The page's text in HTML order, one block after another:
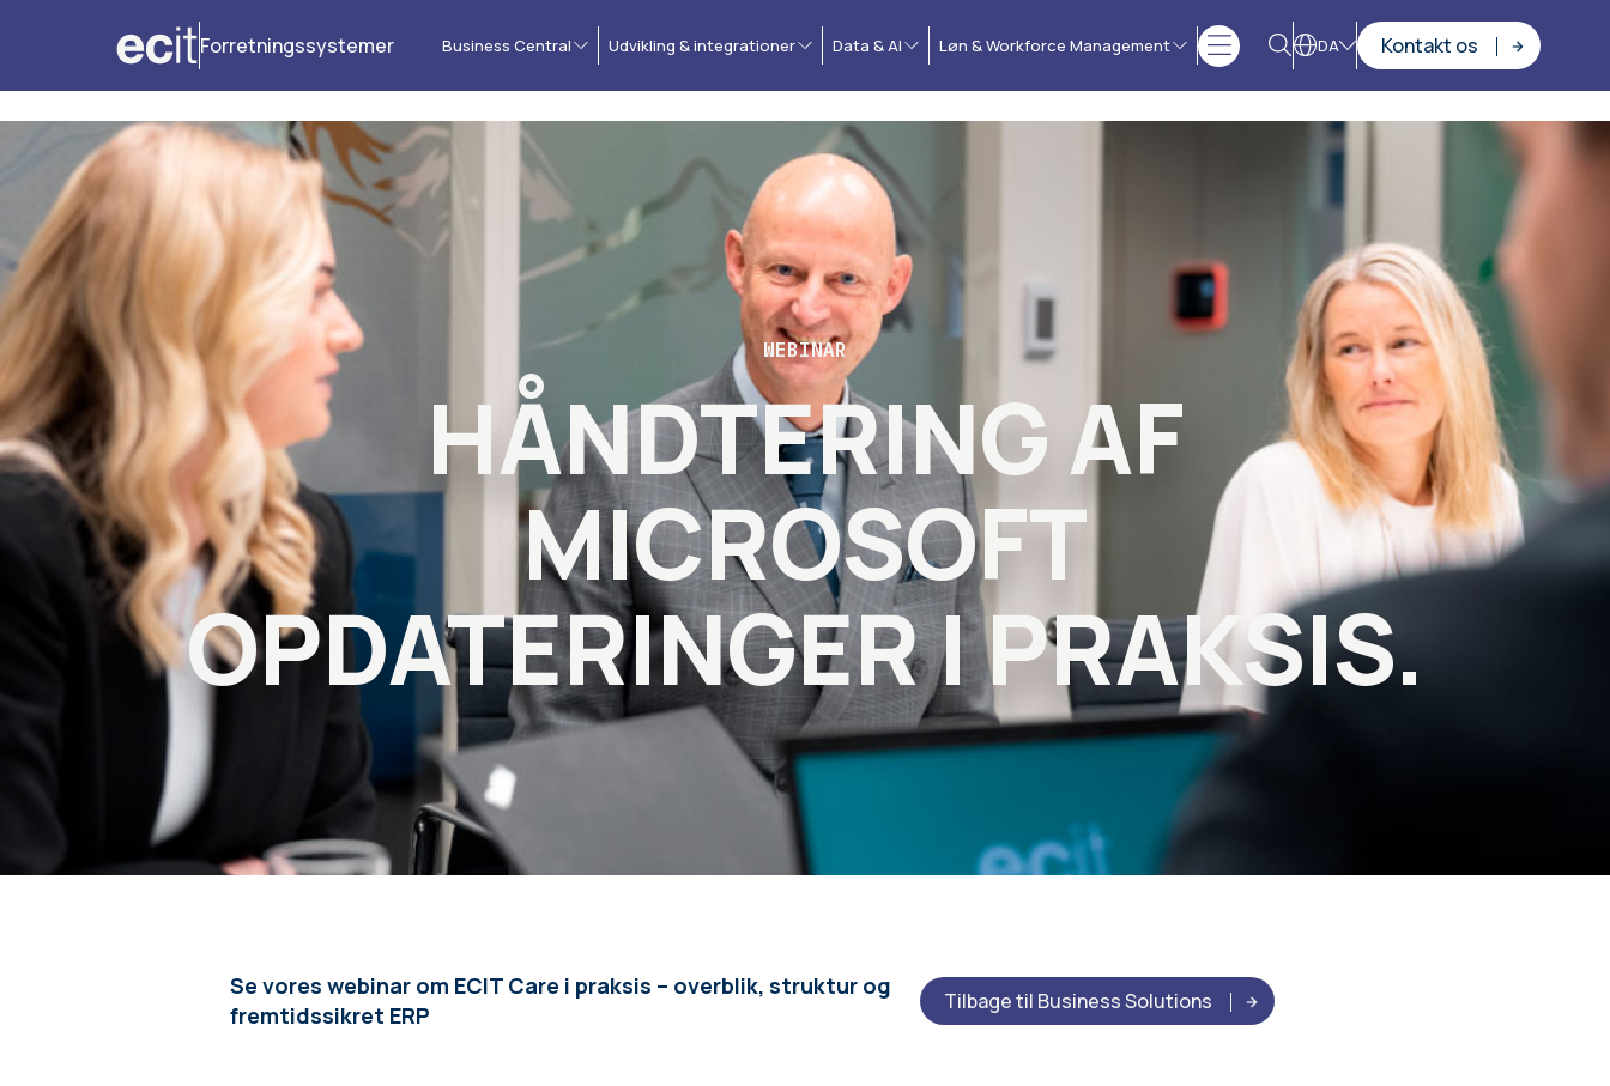
Forretningssystemer Business Central Udvikling & integrationer Data & AI Løn & Workforce Management DA Kontakt os
WEBINAR
HÅNDTERING AF
MICROSOFT
OPDATERINGER I PRAKSIS.
Se vores webinar om ECIT Care i praksis – overblik, struktur og
fremtidssikret ERP
Tilbage til Business Solutions